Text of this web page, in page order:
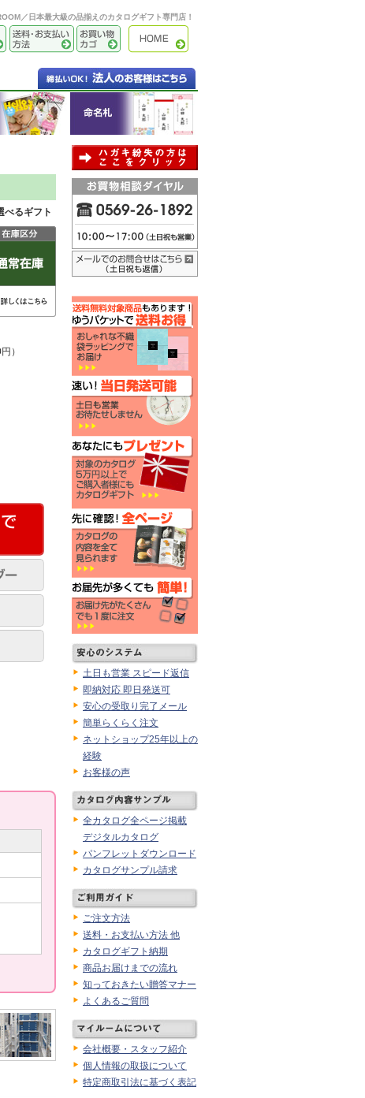
／日本最大級の品揃えのカタログギフト専門店！
べるギフト
）
土日も営業 スピード返信
即納対応 即日発送可
安心の受取り完了メール
簡単らくらく注文
ネットショップ25年以上の
経験
お客様の声
全カタログ全ページ掲載
デジタルカタログ
パンフレットダウンロード
カタログサンプル請求
ご注文方法
送料・お支払い方法 他
カタログギフト納期
商品お届けまでの流れ
知っておきたい贈答マナー
よくあるご質問
会社概要・スタッフ紹介
個人情報の取扱について
特定商取引法に基づく表記